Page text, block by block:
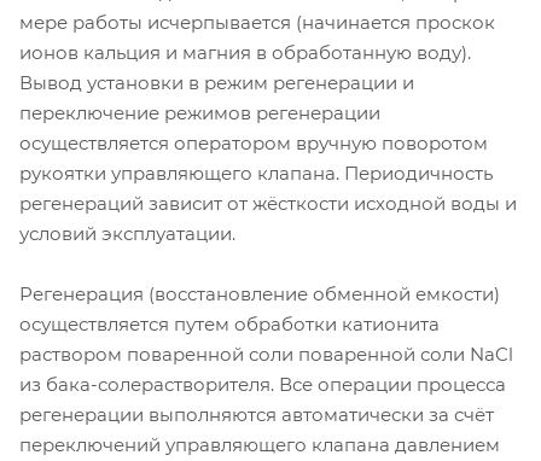
мере работы исчерпывается (начинается проскок
ионов кальция и магния в обработанную воду).
Вывод установки в режим регенерации и
переключение режимов регенерации
осуществляется оператором вручную поворотом
рукоятки управляющего клапана. Периодичность
регенераций зависит от жёсткости исходной воды и
условий эксплуатации.
Регенерация (восстановление обменной емкости)
осуществляется путем обработки катионита
раствором поваренной соли поваренной соли NaCl
из бака-солерастворителя. Все операции процесса
регенерации выполняются автоматически за счёт
переключений управляющего клапана давлением